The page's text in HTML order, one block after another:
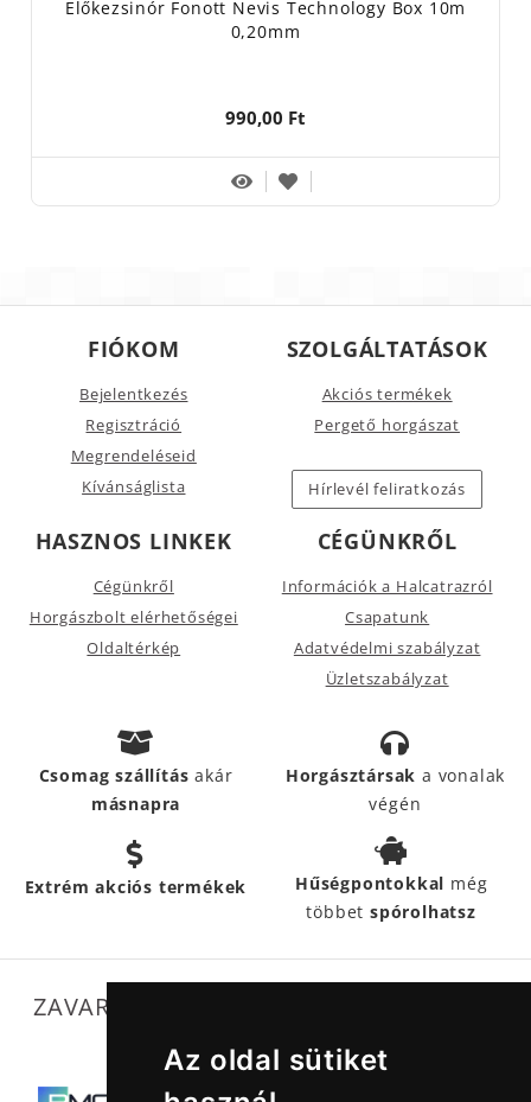
Az oldal sütiket
Előkezsinór Fonott Nevis Technology Box 10m
0,20mm
990,00 Ft
FIÓKOM
Bejelentkezés
Regisztráció
Megrendeléseid
Kívánságlista
SZOLGÁLTATÁSOK
Akciós termékek
Pergető horgászat
Hírlevél feliratkozás
HASZNOS LINKEK
Cégünkről
Horgászbolt elérhetőségei
Oldaltérkép
CÉGÜNKRŐL
Információk a Halcatrazról
Csapatunk
Adatvédelmi szabályzat
Üzletszabályzat
Csomag szállításakár
másnapra
Horgásztársak a vonalak
végén
Extrém akciós termékek Hűségpontokkal még
többetspórolhatsz
ZAVARTALAN MŰKÖDÉSÜNKET SEGÍTIK